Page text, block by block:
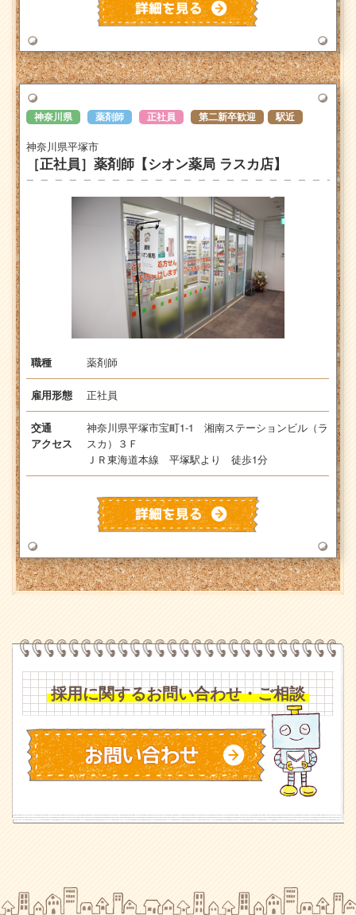
神奈川県 薬剤師 正社員 第二新卒歓迎 駅近
神奈川県平塚市
［正社員］薬剤師【シオン薬局 ラスカ店】
職種 薬剤師
雇用形態 正社員
交通
アクセス
神奈川県平塚市宝町1-1 湘南ステーションビル（ラ
スカ）３Ｆ
ＪＲ東海道本線 平塚駅より 徒歩1分
採用に関するお問い合わせ・ご相談